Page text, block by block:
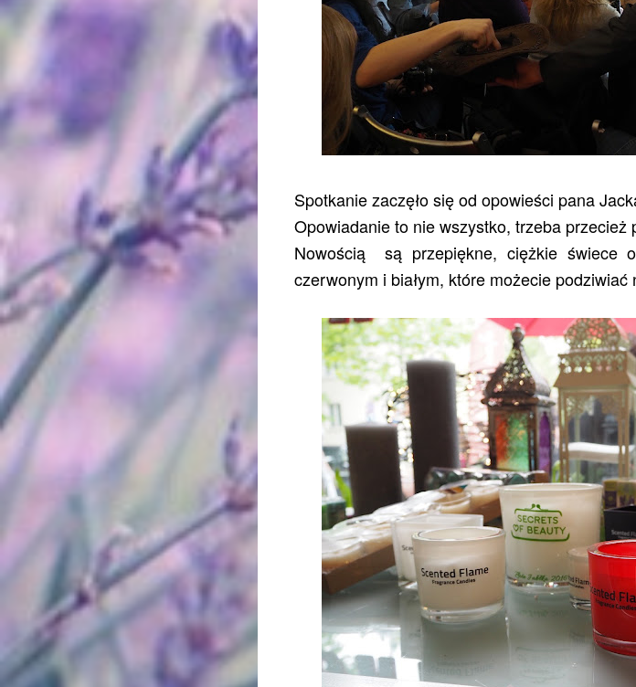
Spotkanie zaczęło się od opowieści pana
Opowiadanie to nie wszystko, trzeba przecież
Nowością są przepiękne, ciężkie świece
czerwonym i białym, które możecie podziwiać